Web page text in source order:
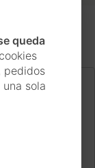
de las
materiales
queda
pedidos
sola